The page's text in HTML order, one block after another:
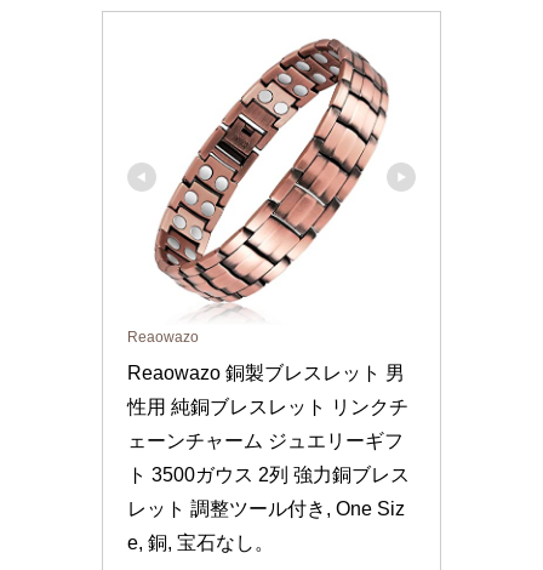
Reaowazo
Reaowazo 銅製ブレスレット 男
性用 純銅ブレスレット リンクチ
ェーンチャーム ジュエリーギフ
ト 3500ガウス 2列 強力銅ブレス
レット 調整ツール付き, One Siz
e, 銅, 宝石なし。